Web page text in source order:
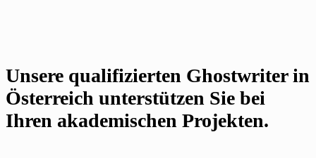
Unsere qualifizierten Ghostwriter in
Österreich unterstützen Sie bei
Ihren akademischen Projekten.